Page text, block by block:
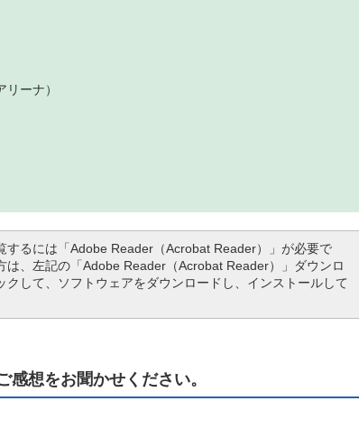
ーナ）
するには「Adobe Reader（Acrobat Reader）」が必要で
は、左記の「Adobe Reader（Acrobat Reader）」ダウンロ
クして、ソフトウェアをダウンロードし、インストールして
感想をお聞かせください。